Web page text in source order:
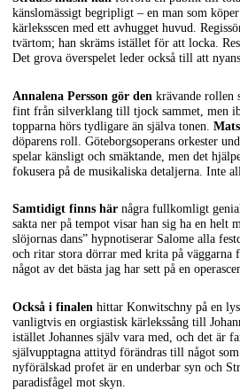
känslomässigt begripligt – en man som
kärleksscen med ett avhugget huvud.
tvärtom; han skräms istället för att locka.
Det grova överspelet leder också till att
Annalena Persson gör den krävande rollen
fint från silverklang till tjock sammet, men
topparna hörs tydligare än själva tonen.
döparens roll. Göteborgsoperans orkester
spelar känsligt och smäktande, men det
fokusera på de musikaliska detaljerna. Inte
Samtidigt finns här några fullkomligt
sakta ner på tempot visar han sig ha en helt
slöjornas dans” hypnotiserar Salome alla
och ritar stora dörrar med krita på väggarna
något av det bästa jag har sett på en
Också i finalen hittar Konwitschny på en
vanligtvis en orgiastisk kärlekssång till
istället Johannes själv vara med, och det är
självupptagna attityd förändras till något
nyförälskad profet är en underbar syn och
paradisfågel mot skyn.